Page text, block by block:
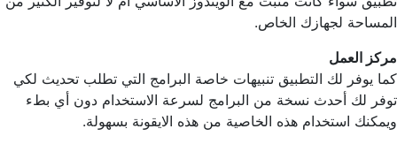
المساحة لجهازك الخاص.
مركز العمل
كما يوفر لك التطبيق تنبيهات خاصة البرامج التي تطلب تحديث لكي
توفر لك أحدث نسخة من البرامج لسرعة الاستخدام دون أي بطء
ويمكنك استخدام هذه الخاصية من هذه الايقونة بسهولة.